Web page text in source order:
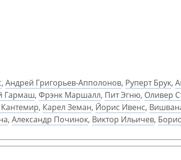
, Андрей Григорьев-Апполонов, Руперт Брук,
Гармаш, Фрэнк Маршалл, Пит Эгню, Оливер
, Карел Земан, Йорис Ивенс,
, Александр Починок, Виктор Ильичев,